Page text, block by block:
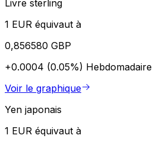
Livre sterling
1 EUR équivaut à
0,856580 GBP
+0.0004 (0.05%) Hebdomadaire
Voir le graphique
Yen japonais
1 EUR équivaut à